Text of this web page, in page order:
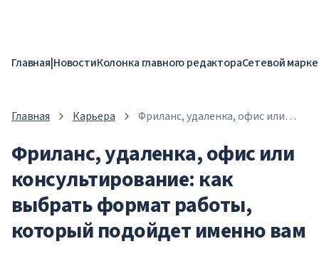
Главная|НовостиКолонка главного редактораСетевой
Главная Карьера
Фриланс, удаленка, офис или
формат работы, который
подойдет именно вам
Фриланс, удаленка, офис или
консультирование: как
выбрать формат работы,
который подойдет именно вам